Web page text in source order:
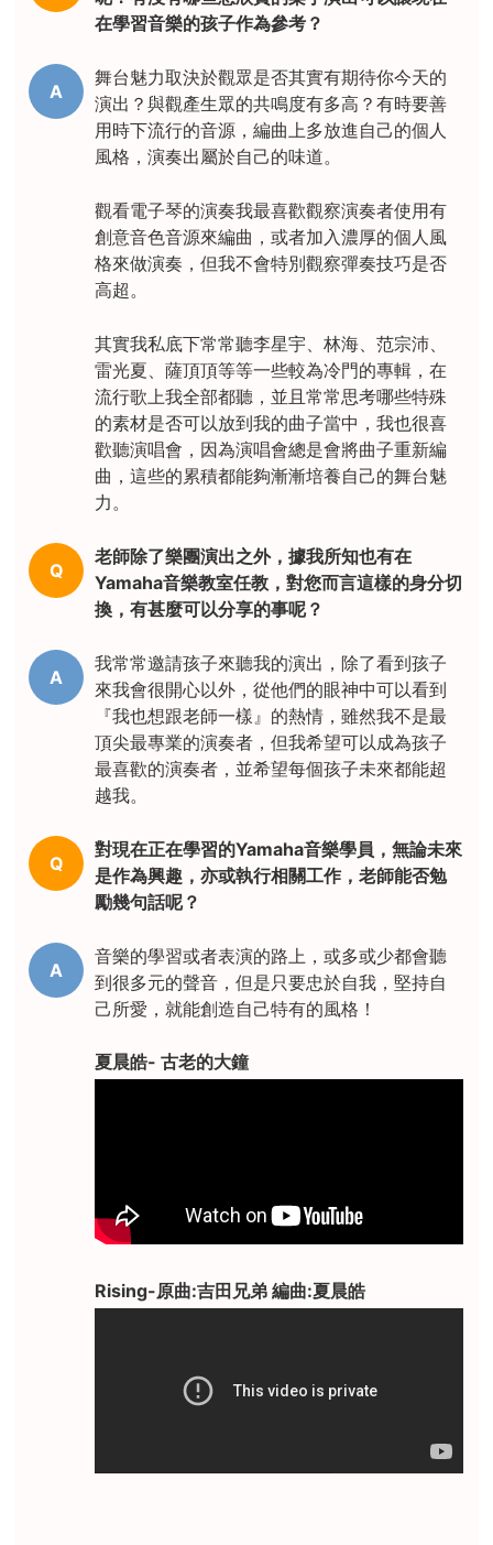
在學習音樂的孩子作為參考？
A
舞台魅力取決於觀眾是否其實有期待你今天的
演出？與觀產生眾的共鳴度有多高？有時要善
用時下流行的音源，編曲上多放進自己的個人
風格，演奏出屬於自己的味道。
觀看電子琴的演奏我最喜歡觀察演奏者使用有
創意音色音源來編曲，或者加入濃厚的個人風
格來做演奏，但我不會特別觀察彈奏技巧是否
高超。
其實我私底下常常聽李星宇、林海、范宗沛、
雷光夏、薩頂頂等等一些較為冷門的專輯，在
流行歌上我全部都聽，並且常常思考哪些特殊
的素材是否可以放到我的曲子當中，我也很喜
歡聽演唱會，因為演唱會總是會將曲子重新編
曲，這些的累積都能夠漸漸培養自己的舞台魅
力。
Q
老師除了樂團演出之外，據我所知也有在
Yamaha音樂教室任教，對您而言這樣的身分切
換，有甚麼可以分享的事呢？
A
我常常邀請孩子來聽我的演出，除了看到孩子
來我會很開心以外，從他們的眼神中可以看到
『我也想跟老師一樣』的熱情，雖然我不是最
頂尖最專業的演奏者，但我希望可以成為孩子
最喜歡的演奏者，並希望每個孩子未來都能超
越我。
Q
對現在正在學習的Yamaha音樂學員，無論未來
是作為興趣，亦或執行相關工作，老師能否勉
勵幾句話呢？
A
音樂的學習或者表演的路上，或多或少都會聽
到很多元的聲音，但是只要忠於自我，堅持自
己所愛，就能創造自己特有的風格！
夏晨皓- 古老的大鐘
Rising-原曲:吉田兄弟 編曲:夏晨皓